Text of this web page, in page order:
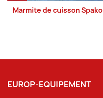
Marmite de cuisson Spako
EUROP-EQUIPEMENT